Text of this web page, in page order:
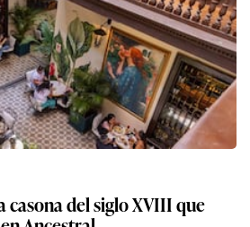
casona del siglo XVIII que